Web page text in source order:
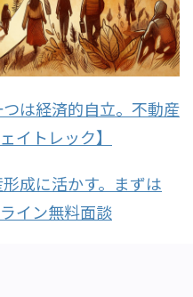
つは経済的自立。不動産
イトレック】
成に活かす。まずは
イン無料面談